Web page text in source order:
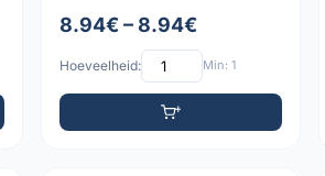
8.94€ – 8.94€
Hoeveelheid: Min: 1